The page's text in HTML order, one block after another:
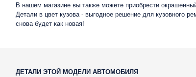
В нашем магазине вы также можете приобрести
Детали в цвет кузова - выгодное решение для кузовного
снова будет как новая!
ДЕТАЛИ ЭТОЙ МОДЕЛИ АВТОМОБИЛЯ